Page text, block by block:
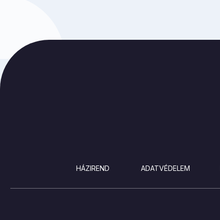
HÁZIREND ADATVÉDELEM